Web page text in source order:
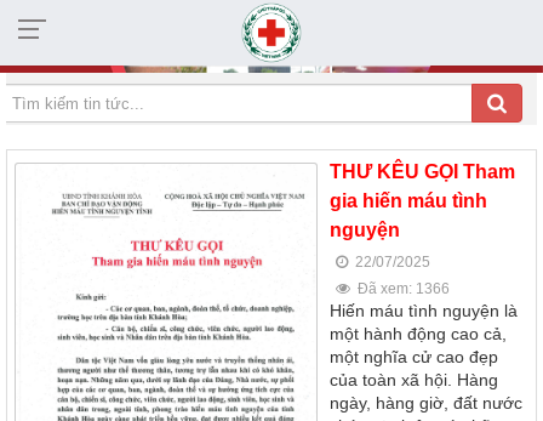
HỘI CHỮ THẬP ĐỎ TỈNH KHÁNH HÒA
THƯ KÊU GỌI Tham
gia hiến máu tình
nguyện
22/07/2025
Đã xem: 1366
Hiến máu tình nguyện là
một hành động cao cả,
một nghĩa cử cao đẹp
của toàn xã hội. Hàng
ngày, hàng giờ, đất nước